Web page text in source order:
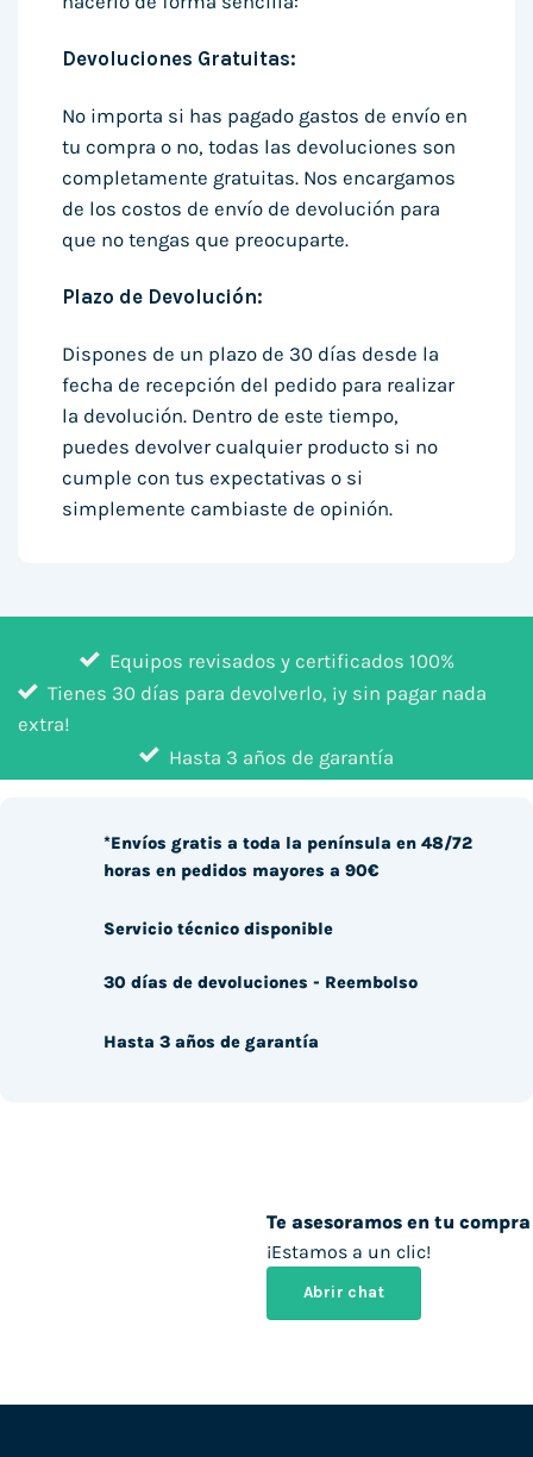
Devoluciones Gratuitas:
No importa si has pagado gastos de envío en
tu compra o no, todas las devoluciones son
completamente gratuitas. Nos encargamos
de los costos de envío de devolución para
que no tengas que preocuparte.
Plazo de Devolución:
Dispones de un plazo de 30 días desde la
fecha de recepción del pedido para realizar
la devolución. Dentro de este tiempo,
puedes devolver cualquier producto si no
cumple con tus expectativas o si
simplemente cambiaste de opinión.
Equipos revisados y certificados 100%
Tienes 30 días para devolverlo, ¡y sin pagar nada
extra!
Hasta 3 años de garantía
Te asesoramos en tu compra
¡Estamos a un clic!
Abrir chat
*Envíos gratis a toda la península en 48/72
horas en pedidos mayores a 90€
Servicio técnico disponible
30 días de devoluciones - Reembolso
Hasta 3 años de garantía